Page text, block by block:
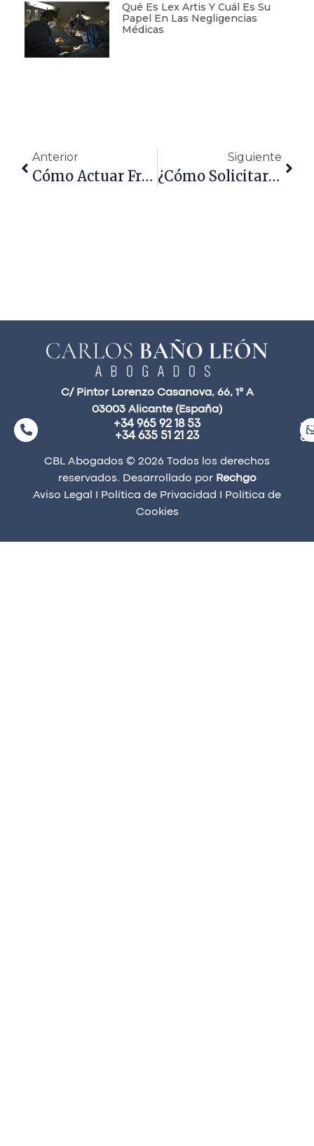
Qué Es Lex Artis Y Cuál Es Su
Papel En Las Negligencias
Médicas
Anterior
Cómo Actuar Frente A Orden De Ayuntamiento De Demolición De Obras Ilegales
Siguiente
¿Cómo Solicitar Una Hipoteca Siendo Autónomo?
C/ Pintor Lorenzo Casanova, 66, 1° A
03003 Alicante (España)
+34 965 92 18 53
+34 635 51 21 23
CBL Abogados © 2026 Todos los derechos
reservados. Desarrollado por Rechgo
Aviso Legal
Política de Privacidad
Política de
Cookies